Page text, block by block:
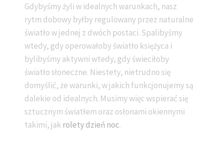
Gdybyśmy żyli w idealnych warunkach, nasz
rytm dobowy byłby regulowany przez naturalne
światło w jednej z dwóch postaci. Spalibyśmy
wtedy, gdy operowałoby światło księżyca i
bylibyśmy aktywni wtedy, gdy świeciłoby
światło słoneczne. Niestety, nietrudno się
domyślić, że warunki, w jakich funkcjonujemy są
dalekie od idealnych. Musimy więc wspierać się
sztucznym światłem oraz osłonami okiennymi
takimi, jak rolety dzień noc.